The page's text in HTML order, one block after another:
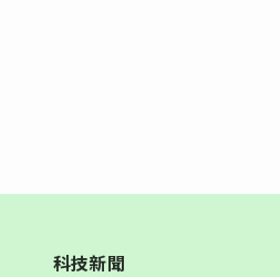
科技新聞